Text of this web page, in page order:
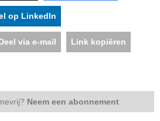
op LinkedIn
via e-mail Link kopiëren
Neem een abonnement